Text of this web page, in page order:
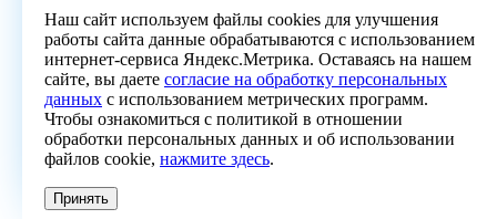
Наш сайт используем файлы cookies для улучшения
работы сайта данные обрабатываются с использованием
интернет-сервиса Яндекс.Метрика. Оставаясь на нашем
сайте, вы даете согласие на обработку персональных
данных с использованием метрических программ.
Чтобы ознакомиться с политикой в отношении
обработки персональных данных и об использовании
файлов cookie, нажмите здесь.
Принять